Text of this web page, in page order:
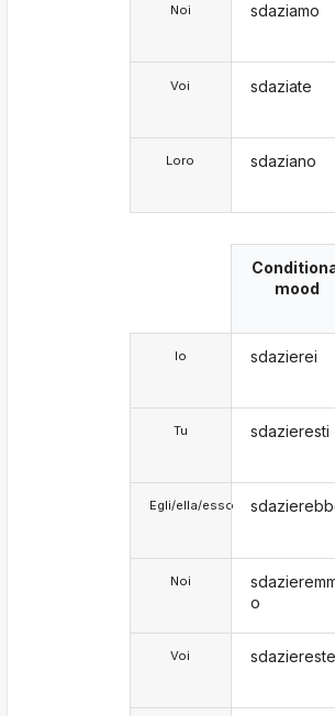
Noi
Voi
Loro
sdaziamo
sdaziate
sdaziano
Io
Tu
Egli/ella/esso
Noi
Voi
mood
sdazierei
sdazieresti
o
sdaziereste